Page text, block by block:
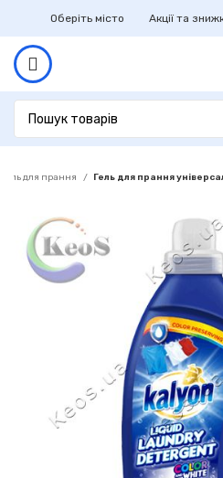
Оберіть місто Акції та
Гель для прання Гель для прання